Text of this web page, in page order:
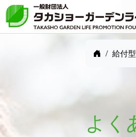
ホーム
給付
よく